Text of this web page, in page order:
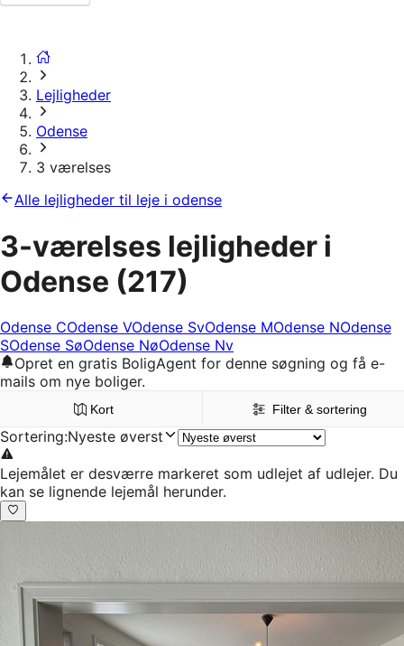
Lejligheder
Odense
3 værelses
Alle lejligheder til leje i odense
3-værelses lejligheder i
Odense (217)
Odense COdense VOdense SvOdense MOdense NOdense
SOdense SøOdense NøOdense Nv
Opret en gratis BoligAgent for denne søgning og få e-
mails om nye boliger.
Kort Filter & sortering
Sortering:Nyeste øverst
Lejemålet er desværre markeret som udlejet af udlejer. Du
kan se lignende lejemål herunder.